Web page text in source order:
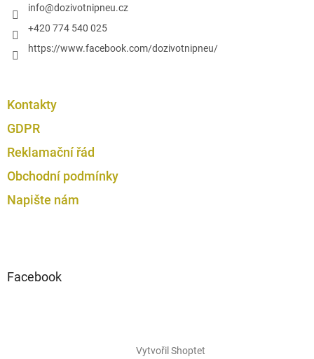
info@dozivotnipneu.cz
+420 774 540 025
https://www.facebook.com/dozivotnipneu/
Kontakty
GDPR
Reklamační řád
Obchodní podmínky
Napište nám
Facebook
Vytvořil Shoptet